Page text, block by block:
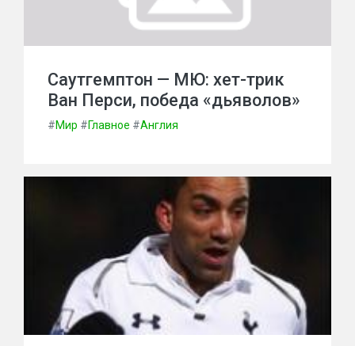
Саутгемптон — МЮ: хет-трик
Ван Перси, победа «дьяволов»
#Мир #Главное #Англия